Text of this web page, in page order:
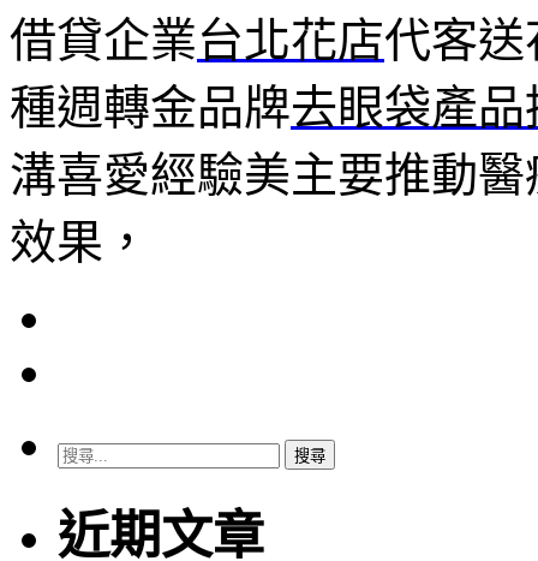
借貸企業台北花店代客
種週轉金品牌去眼袋產品
溝喜愛經驗美主要推動醫
效果，
搜
關
鍵
近期文章